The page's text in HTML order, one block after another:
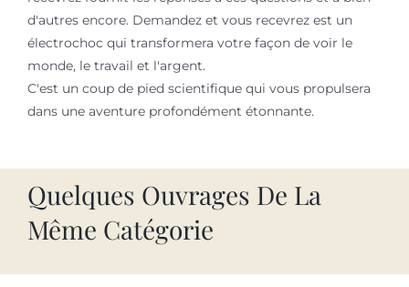
d'autres encore. Demandez et vous recevrez est un
électrochoc qui transformera votre façon de voir le
monde, le travail et l'argent.
C'est un coup de pied scientifique qui vous propulsera
dans une aventure profondément étonnante.
Quelques Ouvrages De La
Même Catégorie